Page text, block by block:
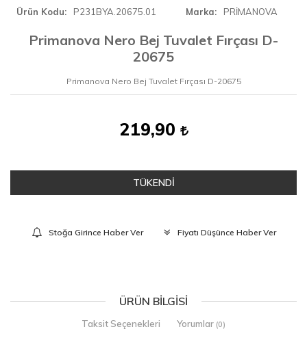
Ürün Kodu P231BYA.20675.01 Marka PRİMANOVA
Primanova Nero Bej Tuvalet Fırçası D-
20675
Primanova Nero Bej Tuvalet Fırçası D-20675
219,90
TÜKENDİ
Stoğa Girince Haber Ver Fiyatı Düşünce Haber Ver
ÜRÜN BILGISI
Taksit Seçenekleri Yorumlar (0)